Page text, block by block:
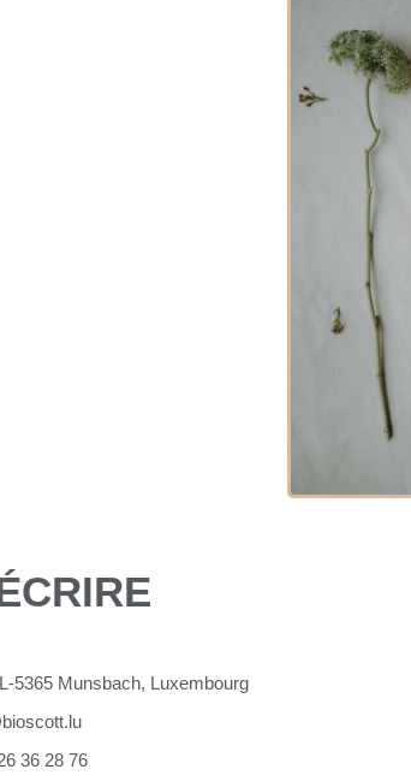
5365 Munsbach, Luxembourg
36 28 76